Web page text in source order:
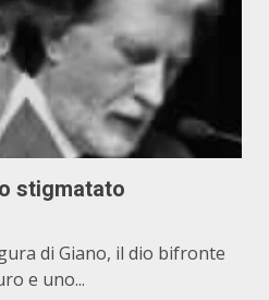
stigmatato
di Giano, il dio bifronte
e uno...